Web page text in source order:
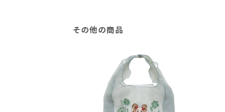
その他の商品